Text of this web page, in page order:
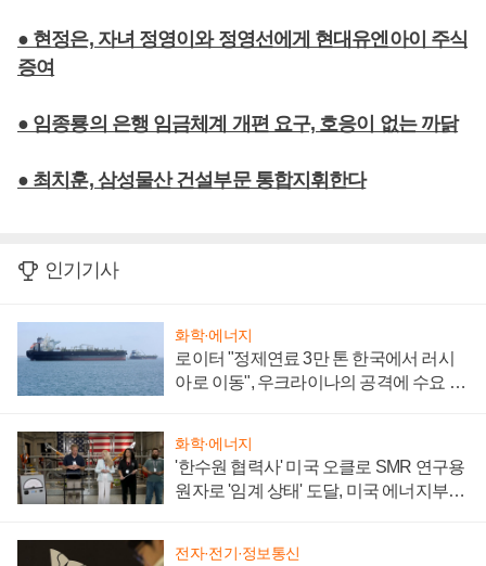
● 현정은, 자녀 정영이와 정영선에게 현대유엔아이 주식
증여
● 임종룡의 은행 임금체계 개편 요구, 호응이 없는 까닭
● 최치훈, 삼성물산 건설부문 통합지휘한다
인기기사
화학·에너지
로이터 "정제연료 3만 톤 한국에서 러시
아로 이동", 우크라이나의 공격에 수요 늘
화학·에너지
'한수원 협력사' 미국 오클로 SMR 연구용
원자로 '임계 상태' 도달, 미국 에너지부
전자·전기·정보통신